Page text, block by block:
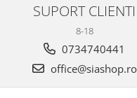
SUPORT CLIENTI
8-18
0734740441
office@siashop.ro